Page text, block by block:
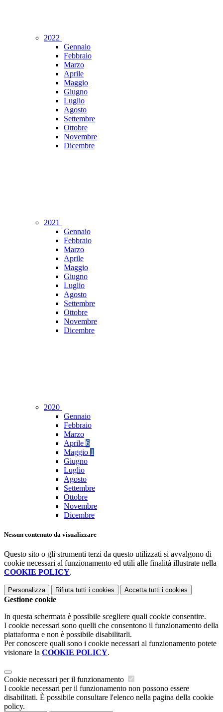
2022
Gennaio
Febbraio
Marzo
Aprile
Maggio
Giugno
Luglio
Agosto
Settembre
Ottobre
Novembre
Dicembre
2021
Gennaio
Febbraio
Marzo
Aprile
Maggio
Giugno
Luglio
Agosto
Settembre
Ottobre
Novembre
Dicembre
2020
Gennaio
Febbraio
Marzo
Aprile 6
Maggio 1
Giugno
Luglio
Agosto
Settembre
Ottobre
Novembre
Dicembre
Nessun contenuto da visualizzare
Questo sito o gli strumenti terzi da questo utilizzati si avvalgono di
cookie necessari al funzionamento ed utili alle finalità illustrate nella
COOKIE POLICY.
Personalizza Rifiuta tutti i cookies Accetta tutti i cookies
Gestione cookie
In questa schermata è possibile scegliere quali cookie consentire.
I cookie necessari sono quelli che consentono il funzionamento della
piattaforma e non è possibile disabilitarli.
Per conoscere quali sono i cookie necessari al funzionamento potete
visionare la COOKIE POLICY.
Cookie necessari per il funzionamento
I cookie necessari per il funzionamento non possono essere
disabilitati. È possibile consultare l'elenco nella pagina della cookie
policy.